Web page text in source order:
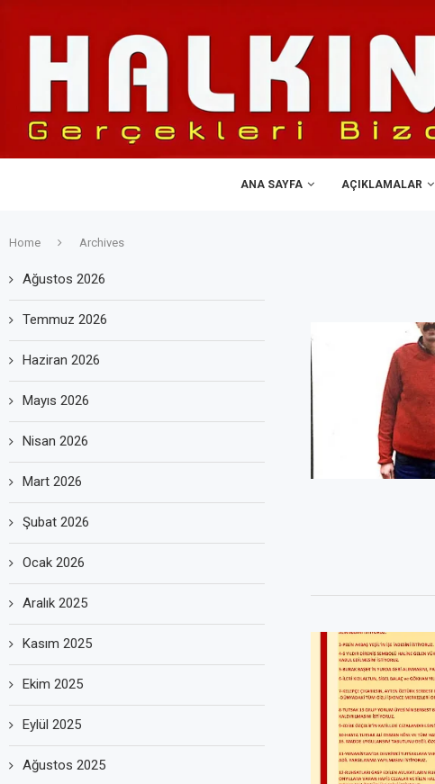
ANA SAYFA AÇIKLAMALAR
Home Archives
Ağustos 2026
Temmuz 2026
Haziran 2026
Mayıs 2026
Nisan 2026
Mart 2026
Şubat 2026
Ocak 2026
Aralık 2025
Kasım 2025
Ekim 2025
Eylül 2025
Ağustos 2025